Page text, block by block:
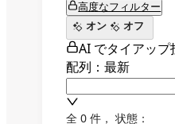
高度なフィルター
オン
オフ
AI でタイアッ
配列：最新
全 0 件 ， 状態：